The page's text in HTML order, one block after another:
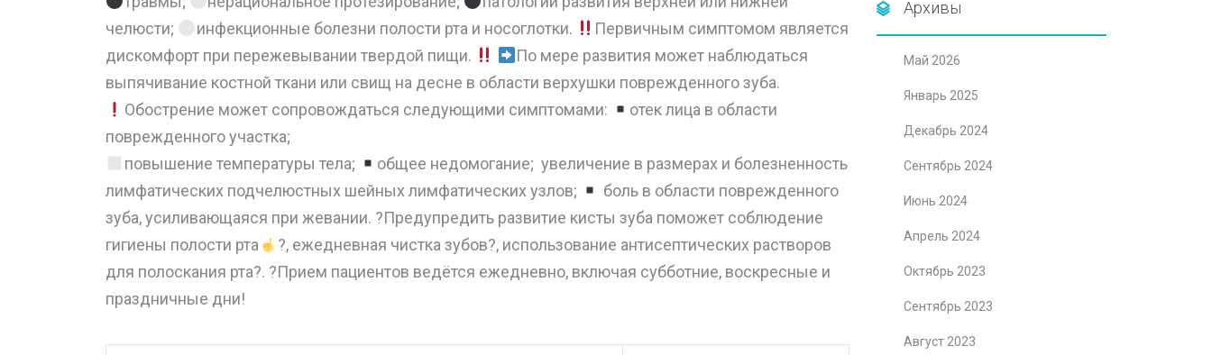
челюсти;
инфекционные болезни полости рта и носоглотки.
Первичным симптомом является
дискомфорт при пережевывании твердой пищи.
По мере развития может наблюдаться
выпячивание костной ткани или свищ на десне в области верхушки поврежденного зуба.
Обострение может сопровождаться следующими симптомами:
отек лица в области
поврежденного участка;
повышение температуры тела;
общее недомогание; увеличение в размерах и болезненность
лимфатических подчелюстных шейных лимфатических узлов;
боль в области поврежденного
зуба, усиливающаяся при жевании. ?Предупредить развитие кисты зуба поможет соблюдение
гигиены полости рта
?, ежедневная чистка зубов?, использование антисептических растворов
для полоскания рта?. ?Прием пациентов ведётся ежедневно, включая субботние, воскресные и
праздничные дни!
Архивы
Май 2026
Январь 2025
Декабрь 2024
Сентябрь 2024
Июнь 2024
Апрель 2024
Октябрь 2023
Сентябрь 2023
Август 2023